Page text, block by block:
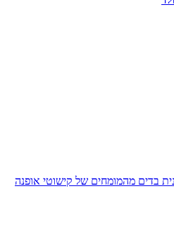
בדים מהמומחים של קישוטי אופנה